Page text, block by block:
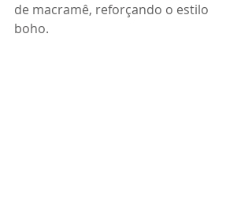
de macramê, reforçando o estilo
boho.